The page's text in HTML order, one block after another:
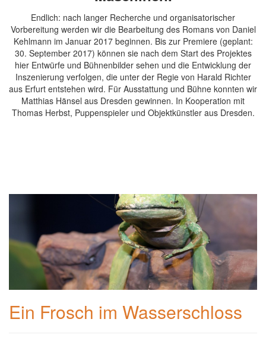
Endlich: nach langer Recherche und organisatorischer
Vorbereitung werden wir die Bearbeitung des Romans von Daniel
Kehlmann im Januar 2017 beginnen. Bis zur Premiere (geplant:
30. September 2017) können sie nach dem Start des Projektes
hier Entwürfe und Bühnenbilder sehen und die Entwicklung der
Inszenierung verfolgen, die unter der Regie von Harald Richter
aus Erfurt entstehen wird. Für Ausstattung und Bühne konnten wir
Matthias Hänsel aus Dresden gewinnen. In Kooperation mit
Thomas Herbst, Puppenspieler und Objektkünstler aus Dresden.
Ein Frosch im Wasserschloss